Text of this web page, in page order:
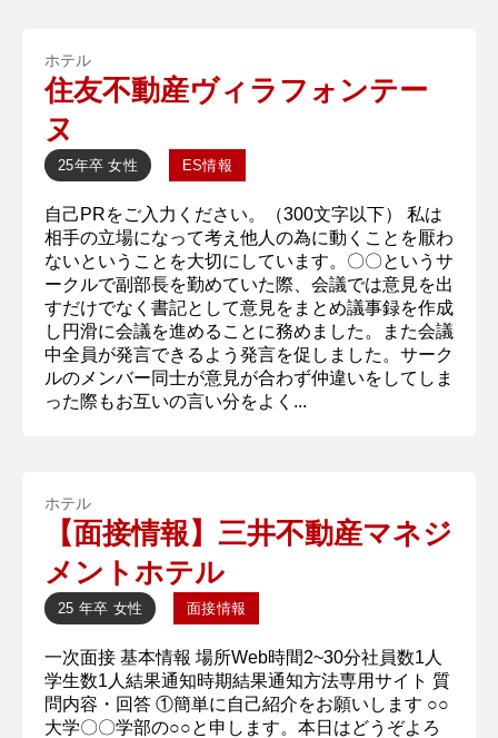
ホテル
住友不動産ヴィラフォンテー
ヌ
25年卒 女性 ES情報
自己PRをご入力ください。（300文字以下） 私は
相手の立場になって考え他人の為に動くことを厭わ
ないということを大切にしています。〇〇というサ
ークルで副部長を勤めていた際、会議では意見を出
すだけでなく書記として意見をまとめ議事録を作成
し円滑に会議を進めることに務めました。また会議
中全員が発言できるよう発言を促しました。サーク
ルのメンバー同士が意見が合わず仲違いをしてしま
った際もお互いの言い分をよく...
ホテル
【面接情報】三井不動産マネジ
メントホテル
25 年卒 女性 面接情報
一次面接 基本情報 場所Web時間2~30分社員数1人
学生数1人結果通知時期結果通知方法専用サイト 質
問内容・回答 ①簡単に自己紹介をお願いします ○○
大学〇〇学部の○○と申します。本日はどうぞよろ